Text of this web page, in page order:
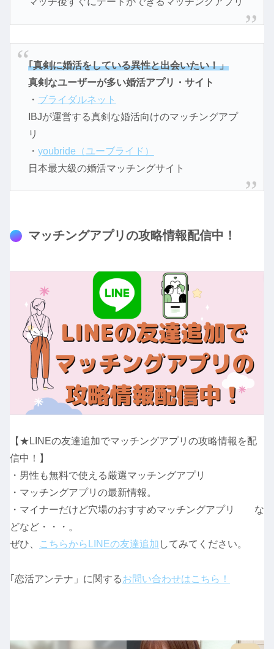
｢真剣に婚活をしている異性と出会いたい！」
真剣なユーザーが多い婚活アプリ・サイト
・ ブライダルネット
IBJが運営する真剣な婚活向けのマッチングアプ
リ
・ youbride（ユーブライド）
日本最大級の婚活マッチングサイト
マッチングアプリの攻略情報配信中！
【★LINEの友達追加でマッチングアプリの攻略情報を配
信中！】
・男性も無料で使える厳選マッチングアプリ
・マッチングアプリの最新情報。
・マイナーだけど穴場のおすすめマッチングアプリ な
どなど・・・。
ぜひ、
こちらからLINEの友達追加 してみてください。
｢恋活アンテナ」に関するお問い合わせはこちら！